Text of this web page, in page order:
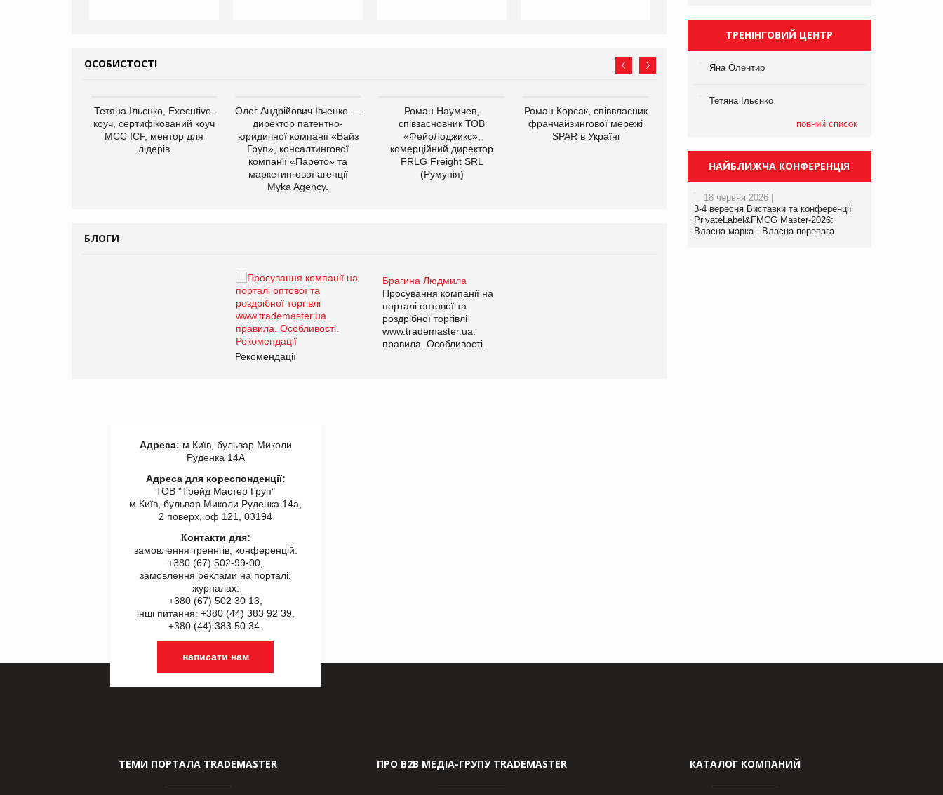
ОСОБИСТОСТІ
Тетяна Ільєнко, Executive-
коуч, сертифікований коуч
МСС ICF, ментор для
лідерів
Олег Андрійович Івченко —
директор патентно-
юридичної компанії «Вайз
Груп», консалтингової
компанії «Парето» та
маркетингової агенції
Myka Agency.
Роман Наумчев,
співзасновник ТОВ
«ФейрЛоджикс»,
комерційний директор
FRLG Freight SRL
(Румунія)
Роман Корсак, співвласник
франчайзингової мережі
SPAR в Україні
виробництва
компанії «УкраМарин»
БЛОГИ
Брагина Людмила
Просування компанії на
порталі оптової та
роздрібної торгівлі
www.trademaster.ua.
правила. Особливості.
Рекомендації
ТРЕНІНГОВИЙ ЦЕНТР
Яна Олентир
Тетяна Ільєнко
повний список
НАЙБЛИЖЧА КОНФЕРЕНЦІЯ
18 червня 2026 |
3-4 вересня Виставки та конференції
PrivateLabel&FMCG Master-2026:
Власна марка - Власна перевага
Адреса: м.Київ, бульвар Миколи
Руденка 14А
Адреса для кореспонденції:
ТОВ "Tрейд Мастер Груп"
м.Київ, бульвар Миколи Руденка 14а,
2 поверх, оф 121, 03194
Контакти для:
замовлення треннгів, конференцій:
+380 (67) 502-99-00,
замовлення реклами на порталі,
журналах:
+380 (67) 502 30 13,
інші питання: +380 (44) 383 92 39,
+380 (44) 383 50 34.
написати нам
ТЕМИ ПОРТАЛА TRADEMASTER ПРО В2В МЕДІА-ГРУПУ TRADEMASTER КАТАЛОГ КОМПАНИЙ